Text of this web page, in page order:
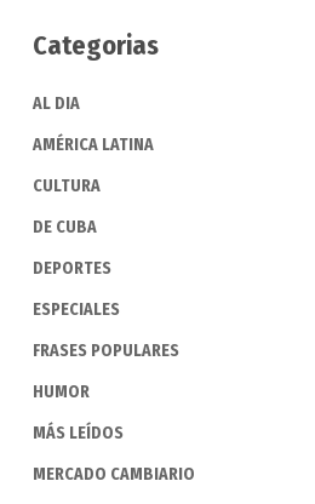
Categorias
AL DIA
AMÉRICA LATINA
CULTURA
DE CUBA
DEPORTES
ESPECIALES
FRASES POPULARES
HUMOR
MÁS LEÍDOS
MERCADO CAMBIARIO